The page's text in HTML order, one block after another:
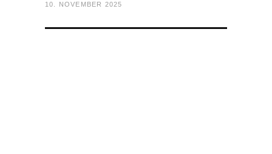
10. NOVEMBER 2025